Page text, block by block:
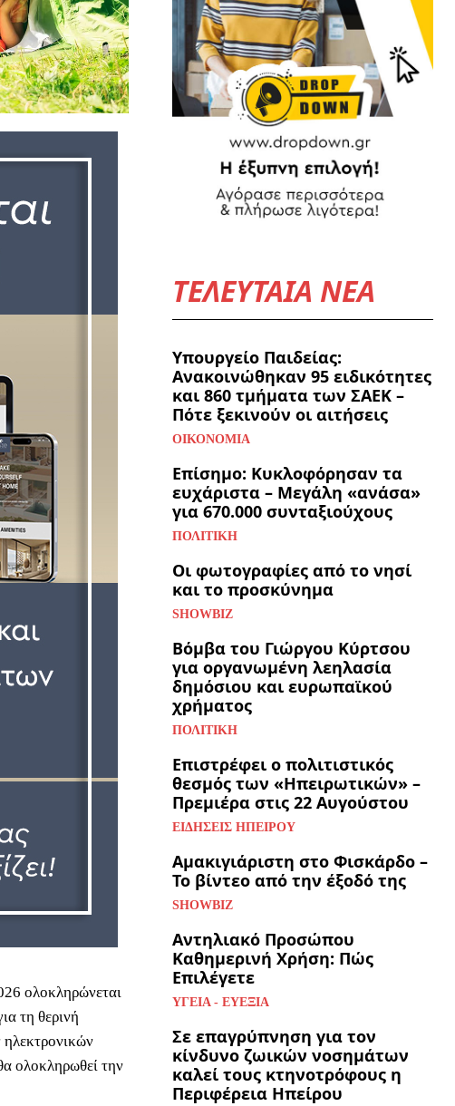
ολοκληρώνεται
τη θερινή
ολοκληρωθεί την
ΤΕΛΕΥΤΑΙΑ ΝΕΑ
Υπουργείο Παιδείας:
Ανακοινώθηκαν 95 ειδικότητες
και 860 τμήματα των ΣΑΕΚ –
Πότε ξεκινούν οι αιτήσεις
ΟΙΚΟΝΟΜΊΑ
Επίσημο: Κυκλοφόρησαν τα
ευχάριστα – Μεγάλη «ανάσα»
για 670.000 συνταξιούχους
ΠΟΛΙΤΙΚΉ
Οι φωτογραφίες από το νησί
και το προσκύνημα
SHOWBIZ
Βόμβα του Γιώργου Κύρτσου
για οργανωμένη λεηλασία
δημόσιου και ευρωπαϊκού
χρήματος
ΠΟΛΙΤΙΚΉ
Επιστρέφει ο πολιτιστικός
θεσμός των «Ηπειρωτικών» –
Πρεμιέρα στις 22 Αυγούστου
ΕΙΔΉΣΕΙΣ ΗΠΕΊΡΟΥ
Αμακιγιάριστη στο Φισκάρδο –
Το βίντεο από την έξοδό της
SHOWBIZ
Αντηλιακό Προσώπου
Καθημερινή Χρήση: Πώς
Επιλέγετε
ΥΓΕΊΑ - ΕΥΕΞΊΑ
Σε επαγρύπνηση για τον
κίνδυνο ζωικών νοσημάτων
καλεί τους κτηνοτρόφους η
Περιφέρεια Ηπείρου